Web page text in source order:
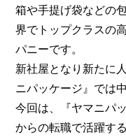
箱や手提げ袋などの
界でトップクラスの
パニーです。
新社屋となり新たに
ニパッケージ』では
今回は、『ヤマニパ
からの転職で活躍す